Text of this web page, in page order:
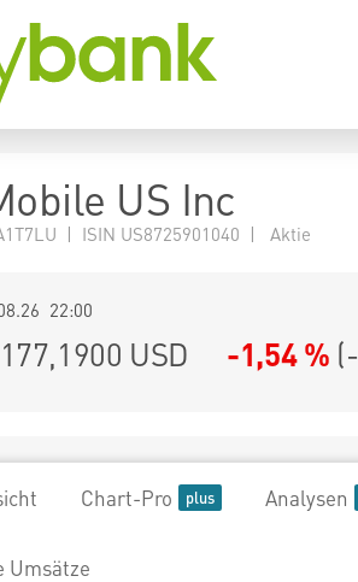
US Inc
| ISIN US8725901040 | Aktie
22:00
177,1900 USD -1,54 % (
Chart-Pro Analysen
Umsätze